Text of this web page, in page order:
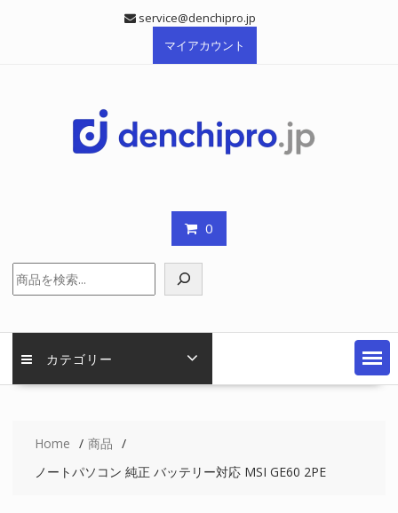
service@denchipro.jp
マイアカウント
0
索
カテゴリー
Home
商品
ノートパソコン 純正 バッテリー対応 MSI GE60 2PE